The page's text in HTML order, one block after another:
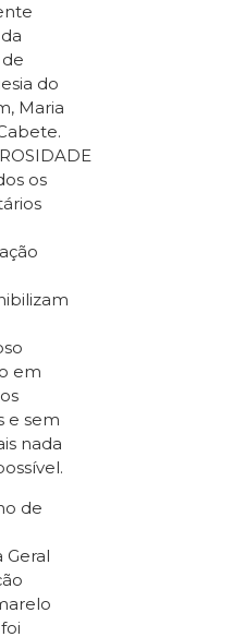
do
Maria
os
em
e sem
nada
de
Geral